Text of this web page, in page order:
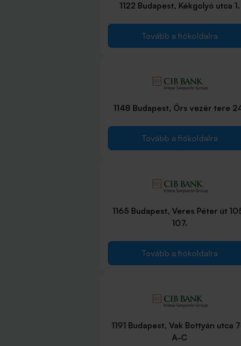
1122 Budapest, Kékgolyó utca 1.
Tovább a fiókoldalra
1148 Budapest, Örs vezér tere
Tovább a fiókoldalra
1165 Budapest, Veres Péter út
107.
Tovább a fiókoldalra
1191 Budapest, Vak Bottyán utca
A-C